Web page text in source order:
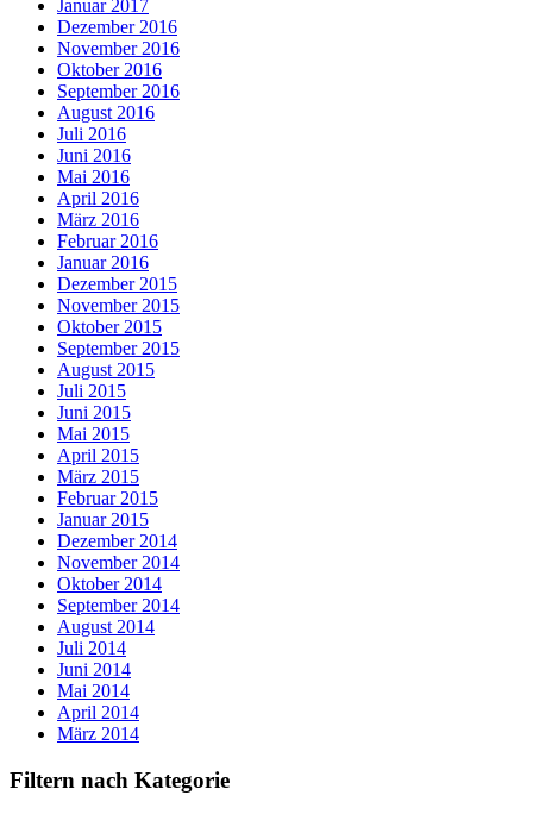
Januar 2017
Dezember 2016
November 2016
Oktober 2016
September 2016
August 2016
Juli 2016
Juni 2016
Mai 2016
April 2016
März 2016
Februar 2016
Januar 2016
Dezember 2015
November 2015
Oktober 2015
September 2015
August 2015
Juli 2015
Juni 2015
Mai 2015
April 2015
März 2015
Februar 2015
Januar 2015
Dezember 2014
November 2014
Oktober 2014
September 2014
August 2014
Juli 2014
Juni 2014
Mai 2014
April 2014
März 2014
Filtern nach Kategorie